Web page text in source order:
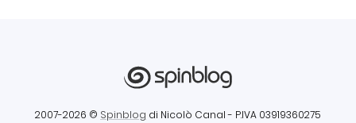
2007-2026 © Spinblog di Nicolò Canal - P.IVA 03919360275